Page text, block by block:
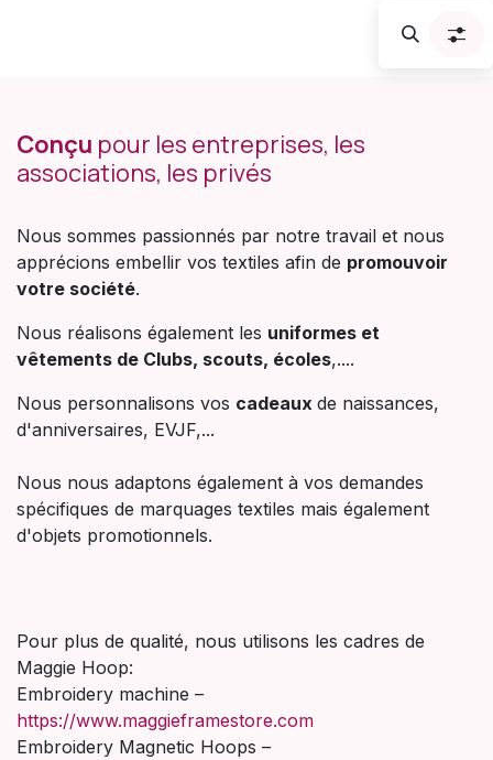
Conçu pour les entreprises, les
associations, les privés
Nous sommes passionnés par notre travail et nous
apprécions embellir vos textiles afin de promouvoir
votre société.
Nous réalisons également les uniformes et
vêtements de Clubs, scouts, écoles,....
Nous personnalisons vos cadeaux de naissances,
d'anniversaires, EVJF,...
Nous nous adaptons également à vos demandes
spécifiques de marquages textiles mais également
d'objets promotionnels.
Pour plus de qualité, nous utilisons les cadres de
Maggie Hoop:
Embroidery machine –
https://www.maggieframestore.com
Embroidery Magnetic Hoops –